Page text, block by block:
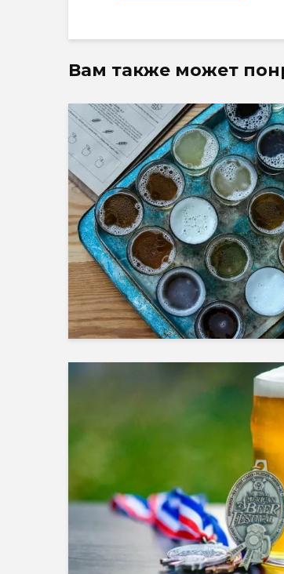
Вам также может